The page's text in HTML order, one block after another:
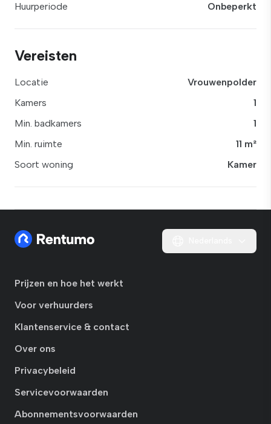
Huurperiode
Onbeperkt
Vereisten
Locatie
Vrouwenpolder
Kamers
1
Min. badkamers
1
Min. ruimte
11 m²
Soort woning
Kamer
Prijzen en hoe het werkt
Voor verhuurders
Klantenservice & contact
Over ons
Privacybeleid
Servicevoorwaarden
Abonnementsvoorwaarden